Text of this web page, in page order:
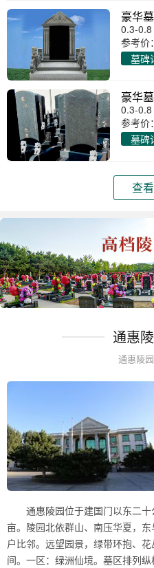
豪华
0.3-
参考价：
墓碑
豪华
0.3-
参考价：
墓碑
查
通惠
通惠陵
通惠陵园位于建国门以东二
亩。陵园北依群山、南压华夏，
户比邻。远望园景，绿带环抱、
间。一区：绿洲仙境。墓区排列